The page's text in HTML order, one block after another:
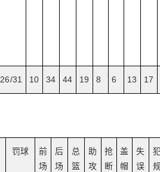
26/31 10 34 44 19 8 6 13 17
罚球
前
场
后
场
总
篮
助
攻
抢
断
盖
帽
失
误